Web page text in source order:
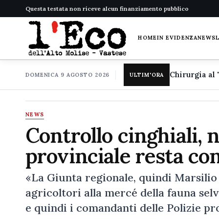
Questa testata non riceve alcun finanziamento pubblico
HOMEIN EVIDENZANEWS
DOMENICA 9 AGOSTO 2026 ULTIM'ORA
NEWS
Controllo cinghiali,
provinciale resta
«La Giunta regionale, quindi
agricoltori alla mercé della fauna
e quindi i comandanti delle Polizie